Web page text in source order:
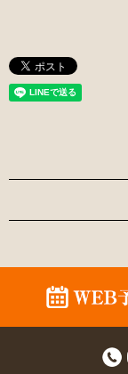
【掲載の記事・